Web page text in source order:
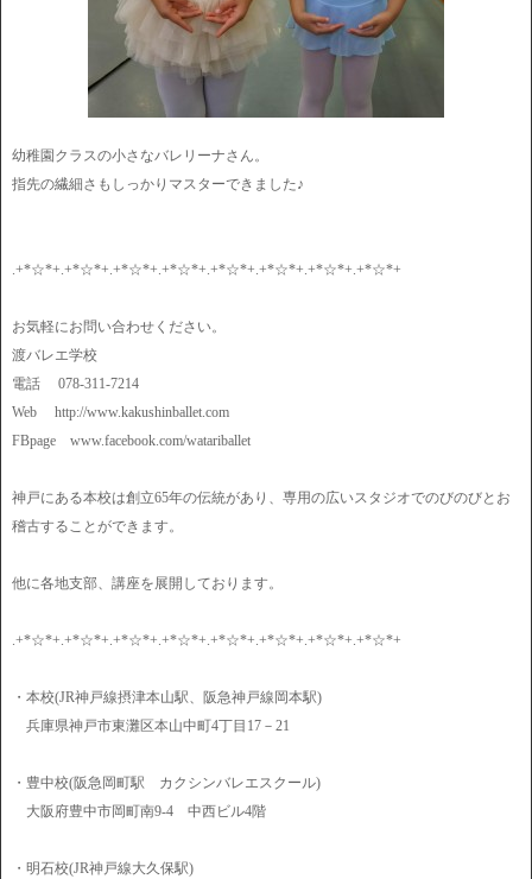
幼稚園クラスの小さなバレリーナさん。
指先の繊細さもしっかりマスターできました♪
.+*☆*+.+*☆*+.+*☆*+.+*☆*+.+*☆*+.+*☆*+.+*☆*+.+*☆*+
お気軽にお問い合わせください。
渡バレエ学校
電話 078-311-7214
Web http://www.kakushinballet.com
FBpage www.facebook.com/watariballet
神戸にある本校は創立65年の伝統があり、専用の広いスタジオでのびのびとお
稽古することができます。
他に各地支部、講座を展開しております。
.+*☆*+.+*☆*+.+*☆*+.+*☆*+.+*☆*+.+*☆*+.+*☆*+.+*☆*+
・本校(JR神戸線摂津本山駅、阪急神戸線岡本駅)
兵庫県神戸市東灘区本山中町4丁目17－21
・豊中校(阪急岡町駅 カクシンバレエスクール)
大阪府豊中市岡町南9-4 中西ビル4階
・明石校(JR神戸線大久保駅)